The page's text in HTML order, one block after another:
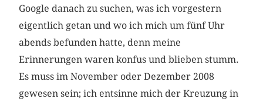
Google danach zu suchen, was ich vorgestern
eigentlich getan und wo ich mich um fünf Uhr
abends befunden hatte, denn meine
Erinnerungen waren konfus und blieben stumm.
Es muss im November oder Dezember 2008
gewesen sein; ich entsinne mich der Kreuzung in